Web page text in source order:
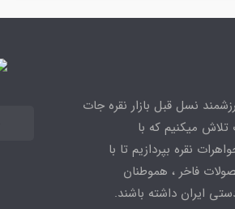
نسل قبل بازار نقره جات
میکنیم که با
نقره بپردازیم تا با
فاخر ، هموطنان
ایران داشته باشند.